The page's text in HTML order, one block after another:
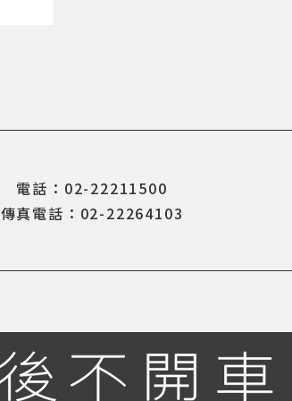
電話：02-22211500
傳真電話：02-22264103